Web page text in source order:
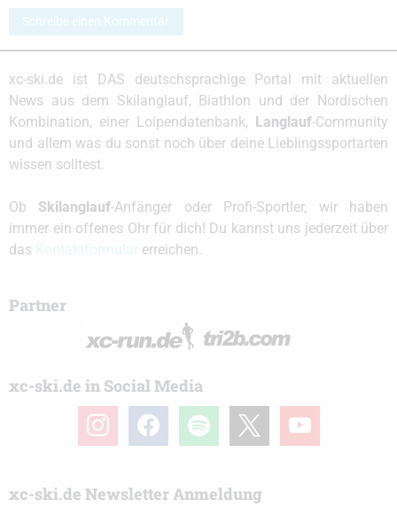
Schreibe einen Kommentar
xc-ski.de ist DAS deutschsprachige Portal mit aktuellen
News aus dem Skilanglauf, Biathlon und der Nordischen
Kombination, einer Loipendatenbank, Langlauf-Community
und allem was du sonst noch über deine Lieblingssportarten
wissen solltest.
Ob Skilanglauf-Anfänger oder Profi-Sportler, wir haben
immer ein offenes Ohr für dich! Du kannst uns jederzeit über
das
erreichen.
Partner
xc-ski.de in Social Media
instagramfacebook spotify youtube
xc-ski.de Newsletter Anmeldung